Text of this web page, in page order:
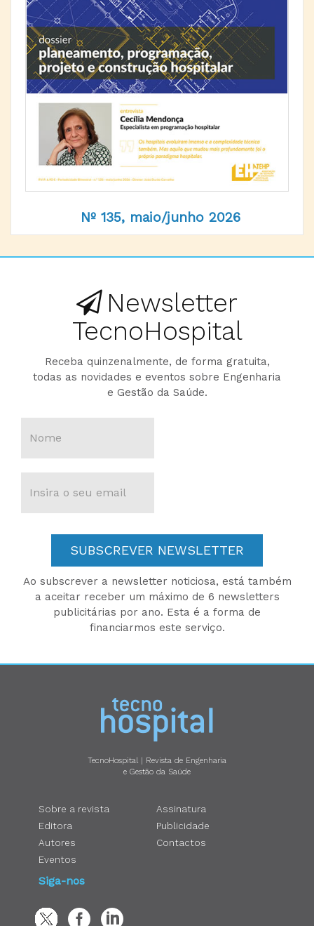
Nº 135, maio/junho 2026
Newsletter
TecnoHospital
Receba quinzenalmente, de forma gratuita,
todas as novidades e eventos sobre Engenharia
e Gestão da Saúde.
SUBSCREVER NEWSLETTER
Ao subscrever a newsletter noticiosa, está também
a aceitar receber um máximo de 6 newsletters
publicitárias por ano. Esta é a forma de
financiarmos este serviço.
TecnoHospital | Revista de Engenharia
e Gestão da Saúde
Sobre a revista
Editora
Autores
Eventos
Assinatura
Publicidade
Contactos
Siga-nos